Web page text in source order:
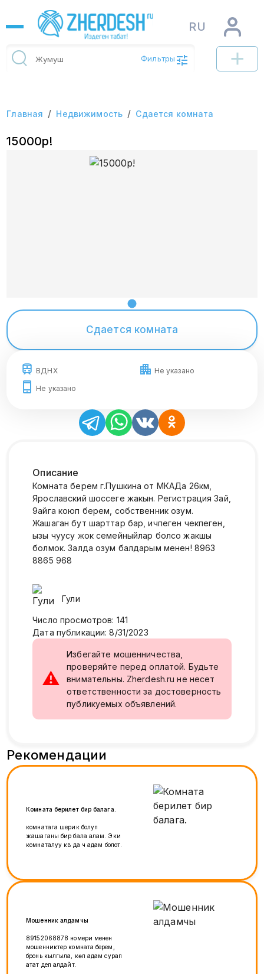
RU
Фильтры
Главная / Недвижимость / Сдается комната
15000р!
Сдается комната
ВДНХ
Не указано
Не указано
Описание
Комната берем г.Пушкина от МКАДа 26км,
Ярославский шоссеге жакын. Регистрация 3ай,
9айга коюп берем, собственник озум.
Жашаган бут шарттар бар, ичпеген чекпеген,
ызы чуусу жок семейныйлар болсо жакшы
болмок. Залда озум балдарым менен! 8963
8865 968
Гули
Число просмотров: 141
Дата публикации: 8/31/2023
⚠
Избегайте мошенничества,
проверяйте перед оплатой. Будьте
внимательны. Zherdesh.ru не несет
ответственности за достоверность
публикуемых объявлений.
Рекомендации
Комната берилет бир балага.
комнатага шерик болуп
жашаганы бир бала алам. Эки
комнаталуу кв да үч адам болот.
Мошенник алдамчы
89152068878 номери менен
мошенниктер комната берем,
бронь кылгыла, көп адам сурап
атат деп алдайт.